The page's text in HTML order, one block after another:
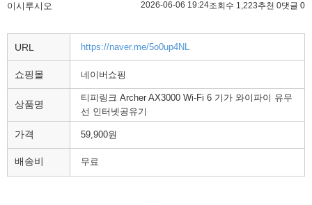
이시루시오 2026-06-06 19:24조회수 1,223추천 0댓글 0
URL https://naver.me/5o0up4NL
쇼핑몰 네이버쇼핑
상품명
티피링크 Archer AX3000 Wi-Fi 6 기가 와이파이 유무
선 인터넷공유기
가격 59,900원
배송비 무료